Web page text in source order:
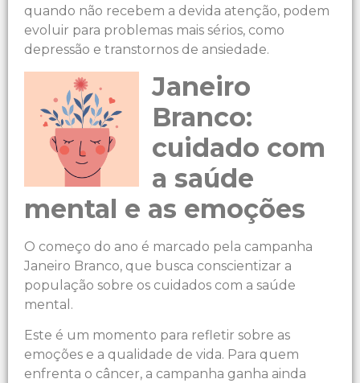
quando não recebem a devida atenção, podem
evoluir para problemas mais sérios, como
depressão e transtornos de ansiedade.
Janeiro
Branco:
cuidado com
a saúde
mental e as emoções
O começo do ano é marcado pela campanha
Janeiro Branco, que busca conscientizar a
população sobre os cuidados com a saúde
mental.
Este é um momento para refletir sobre as
emoções e a qualidade de vida. Para quem
enfrenta o câncer, a campanha ganha ainda